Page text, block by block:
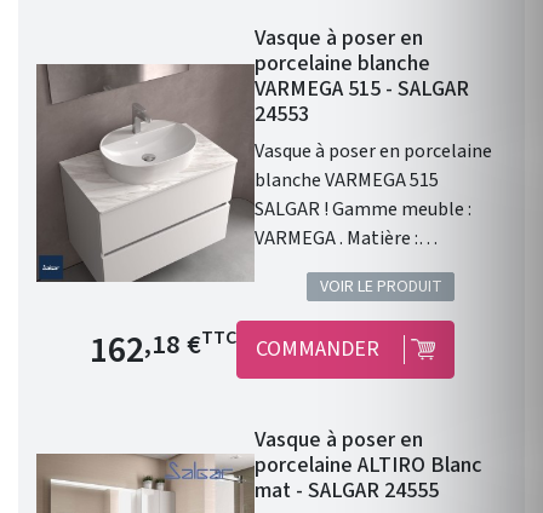
Vasque à poser en
porcelaine blanche
VARMEGA 515 - SALGAR
24553
Vasque à poser en porcelaine
blanche VARMEGA 515
SALGAR ! Gamme meuble :
VARMEGA . Matière :
porcelaine blanche .
Dimensions : 500 x 385 x 120
mm. Livré sans bonde et sans
siphon. Garantie 2 ans.
VOIR LE PRODUIT
Prix de base
162,18 €TTC COMMANDER
Vasque à poser en
porcelaine ALTIRO Blanc
mat - SALGAR 24555